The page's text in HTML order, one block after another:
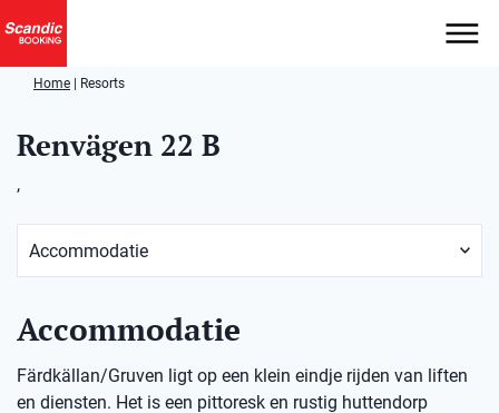
Home Resorts
Renvägen 22 B
,
Accommodatie
Färdkällan/Gruven ligt op een klein eindje rijden van liften
en diensten. Het is een pittoresk en rustig huttendorp